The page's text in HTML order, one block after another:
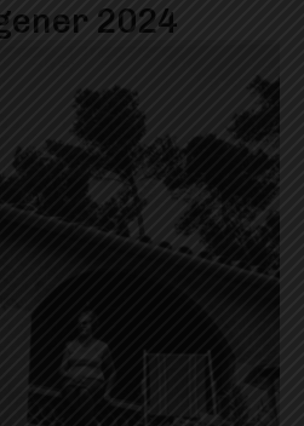
2024